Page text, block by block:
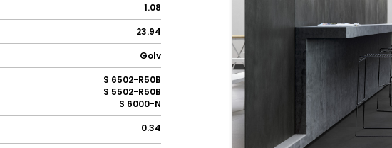
1.08
23.94
Golv
S 6502-R50B
S 5502-R50B
S 6000-N
0.34